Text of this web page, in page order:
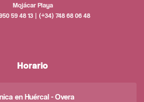
Mojácar Playa
59 48 13 | (+34) 748 68 06 48
Horario
en Huércal - Overa